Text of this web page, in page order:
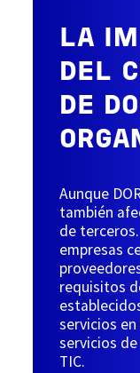
LA
DEL
DE
Aunque
también
de
empresas
requisitos
servicios
servicios
TIC.